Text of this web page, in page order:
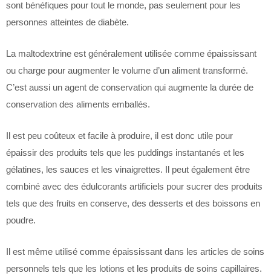
sont bénéfiques pour tout le monde, pas seulement pour les
personnes atteintes de diabète.
La maltodextrine est généralement utilisée comme épaississant
ou charge pour augmenter le volume d’un aliment transformé.
C’est aussi un agent de conservation qui augmente la durée de
conservation des aliments emballés.
Il est peu coûteux et facile à produire, il est donc utile pour
épaissir des produits tels que les puddings instantanés et les
gélatines, les sauces et les vinaigrettes. Il peut également être
combiné avec des édulcorants artificiels pour sucrer des produits
tels que des fruits en conserve, des desserts et des boissons en
poudre.
Il est même utilisé comme épaississant dans les articles de soins
personnels tels que les lotions et les produits de soins capillaires.